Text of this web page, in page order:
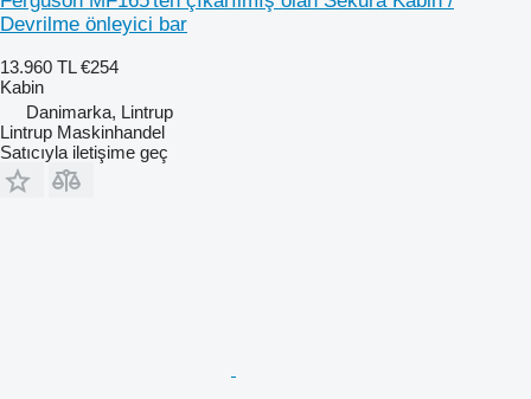
Devrilme önleyici bar
13.960 TL €254
Kabin
Danimarka, Lintrup
Lintrup Maskinhandel
Satıcıyla iletişime geç